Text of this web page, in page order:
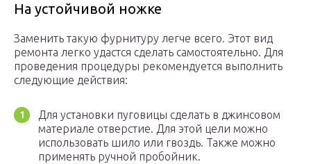
На устойчивой ножке
Заменить такую фурнитуру легче всего. Этот вид
ремонта легко удастся сделать самостоятельно. Для
проведения процедуры рекомендуется выполнить
следующие действия:
Для установки пуговицы сделать в джинсовом
материале отверстие. Для этой цели можно
использовать шило или гвоздь. Также можно
применять ручной пробойник.